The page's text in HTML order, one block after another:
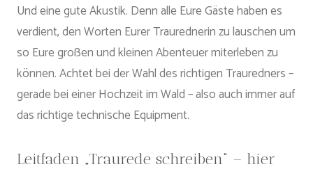
Und eine gute Akustik. Denn alle Eure Gäste haben es
verdient, den Worten Eurer Traurednerin zu lauschen um
so Eure großen und kleinen Abenteuer miterleben zu
können. Achtet bei der Wahl des richtigen Trauredners –
gerade bei einer Hochzeit im Wald – also auch immer auf
das richtige technische Equipment.
Leitfaden „Traurede schreiben“ – hier